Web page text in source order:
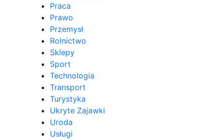
Praca
Prawo
Przemysł
Rolnictwo
Sklepy
Sport
Technologia
Transport
Turystyka
Ukryte Zajawki
Uroda
Usługi